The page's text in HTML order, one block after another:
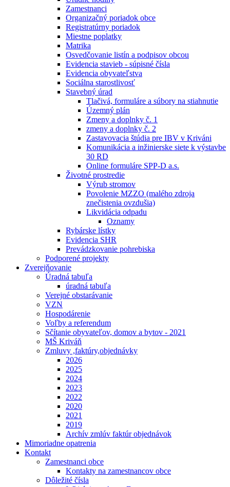
Zamestnanci
Organizačný poriadok obce
Registratúrny poriadok
Miestne poplatky
Matrika
Osvedčovanie listín a podpisov obcou
Evidencia stavieb - súpisné čísla
Evidencia obyvateľstva
Sociálna starostlivosť
Stavebný úrad
Tlačivá, formuláre a súbory na stiahnutie
Územný plán
Zmeny a doplnky č. 1
zmeny a doplnky č. 2
Zastavovacia štúdia pre IBV v Kriváni
Komunikácia a inžinierske siete k výstavbe
30 RD
Online formuláre SPP-D a.s.
Životné prostredie
Výrub stromov
Povolenie MZZO (malého zdroja
znečistenia ovzdušia)
Likvidácia odpadu
Oznamy
Rybárske lístky
Evidencia SHR
Prevádzkovanie pohrebiska
Podporené projekty
Zverejňovanie
Úradná tabuľa
úradná tabuľa
Verejné obstarávanie
VZN
Hospodárenie
Voľby a referendum
Sčítanie obyvateľov, domov a bytov - 2021
MŠ Kriváň
Zmluvy ,faktúry,objednávky
2026
2025
2024
2023
2022
2020
2021
2019
Archív zmlúv faktúr objednávok
Mimoriadne opatrenia
Kontakt
Zamestnanci obce
Kontakty na zamestnancov obce
Dôležité čísla